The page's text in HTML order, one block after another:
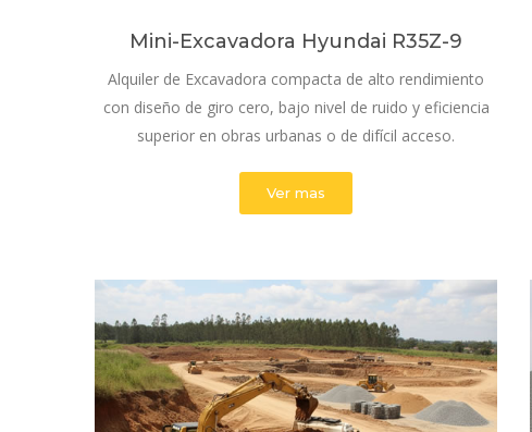
Mini-Excavadora Hyundai R35Z-9
Alquiler de Excavadora compacta de alto rendimiento
con diseño de giro cero, bajo nivel de ruido y eficiencia
superior en obras urbanas o de difícil acceso.
Ver mas